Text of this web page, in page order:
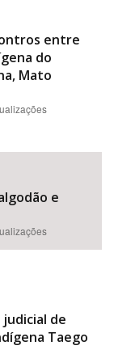
entre
do
Mato
e
de
Taego